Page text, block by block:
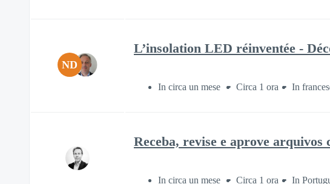
ND
L’insolation LED réinventée -
In circa un mese Circa 1 ora In
Receba, revise e aprove
In circa un mese Circa 1 ora In